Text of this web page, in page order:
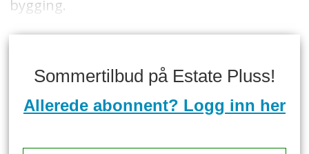
bygging.
Sommertilbud på Estate Pluss!
Allerede abonnent? Logg inn her